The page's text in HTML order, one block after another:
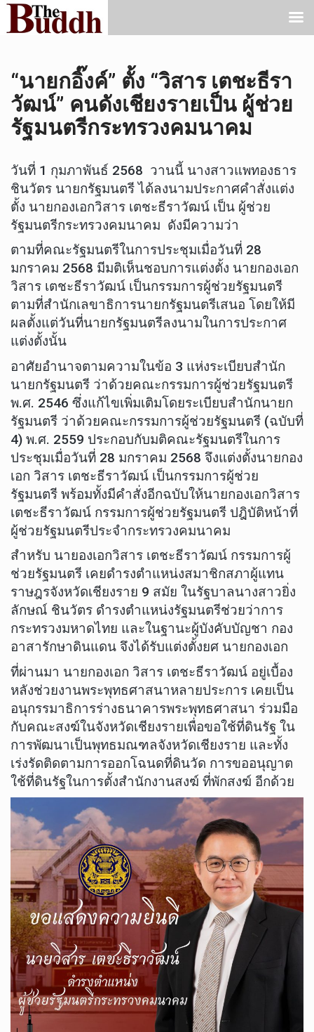
“นายกอิ๊งค์” ตั้ง “วิสาร เตชะธีรา
วัฒน์” คนดังเชียงรายเป็น ผู้ช่วย
รัฐมนตรีกระทรวงคมนาคม
วันที่ 1 กุมภาพันธ์ 2568 วานนี้ นางสาวแพทองธาร
ชินวัตร นายกรัฐมนตรี ได้ลงนามประกาศคำสั่งแต่ง
ตั้ง นายกองเอกวิสาร เตชะธีราวัฒน์ เป็น ผู้ช่วย
รัฐมนตรีกระทรวงคมนาคม ดังมีความว่า
ตามที่คณะรัฐมนตรีในการประชุมเมื่อวันที่ 28
มกราคม 2568 มีมติเห็นชอบการแต่งตั้ง นายกองเอก
วิสาร เตชะธีราวัฒน์ เป็นกรรมการผู้ช่วยรัฐมนตรี
ตามที่สำนักเลขาธิการนายกรัฐมนตรีเสนอ โดยให้มี
ผลตั้งแต่วันที่นายกรัฐมนตรีลงนามในการประกาศ
แต่งตั้งนั้น
อาศัยอำนาจตามความในข้อ 3 แห่งระเบียบสำนัก
นายกรัฐมนตรี ว่าด้วยคณะกรรมการผู้ช่วยรัฐมนตรี
พ.ศ. 2546 ซึ่งแก้ไขเพิ่มเติมโดยระเบียบสำนักนายก
รัฐมนตรี ว่าด้วยคณะกรรมการผู้ช่วยรัฐมนตรี (ฉบับที่
4) พ.ศ. 2559 ประกอบกับมติคณะรัฐมนตรีในการ
ประชุมเมื่อวันที่ 28 มกราคม 2568 จึงแต่งตั้งนายกอง
เอก วิสาร เตชะธีราวัฒน์ เป็นกรรมการผู้ช่วย
รัฐมนตรี พร้อมทั้งมีคำสั่งอีกฉบับให้นายกองเอกวิสาร
เตชะธีราวัฒน์ กรรมการผู้ช่วยรัฐมนตรี ปฎิบัติหน้าที่
ผู้ช่วยรัฐมนตรีประจำกระทรวงคมนาคม
สำหรับ นายองเอกวิสาร เตชะธีราวัฒน์ กรรมการผู้
ช่วยรัฐมนตรี เคยดำรงตำแหน่งสมาชิกสภาผู้แทน
ราษฎรจังหวัดเชียงราย 9 สมัย ในรัฐบาลนางสาวยิ่ง
ลักษณ์ ชินวัตร ดำรงตำแหน่งรัฐมนตรีช่วยว่าการ
กระทรวงมหาดไทย และในฐานะผู้บังคับบัญชา กอง
อาสารักษาดินแดน จึงได้รับแต่งตั้งยศ นายกองเอก
ที่ผ่านมา นายกองเอก วิสาร เตชะธีราวัฒน์ อยู่เบื้อง
หลังช่วยงานพระพุทธศาสนาหลายประการ เคยเป็น
อนุกรรมาธิการร่างธนาคารพระพุทธศาสนา ร่วมมือ
กับคณะสงฆ์ในจังหวัดเชียงรายเพื่อขอใช้ที่ดินรัฐ ใน
การพัฒนาเป็นพุทธมณฑลจังหวัดเชียงราย และทั้ง
เร่งรัดติดตามการออกโฉนดที่ดินวัด การขออนุญาต
ใช้ที่ดินรัฐในการตั้งสำนักงานสงฆ์ ที่พักสงฆ์ อีกด้วย